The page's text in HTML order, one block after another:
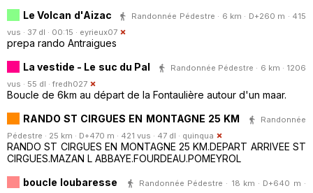
Le Volcan d'Aizac
Randonnée Pédestre · 6 km · D+260 m · 415
vus · 37 dl · 00:15 · eyrieux07
prepa rando Antraigues
La vestide - Le suc du Pal
Randonnée Pédestre · 6 km · 1206
vus · 55 dl · fredh027
Boucle de 6km au départ de la Fontaulière autour d'un maar.
RANDO ST CIRGUES EN MONTAGNE 25 KM
Randonnée
Pédestre · 25 km · D+470 m · 421 vus · 47 dl · quinqua
RANDO ST CIRGUES EN MONTAGNE 25 KM.DEPART ARRIVEE ST
CIRGUES.MAZAN L ABBAYE.FOURDEAU.POMEYROL
boucle loubaresse
Randonnée Pédestre · 18 km · D+640 m ·